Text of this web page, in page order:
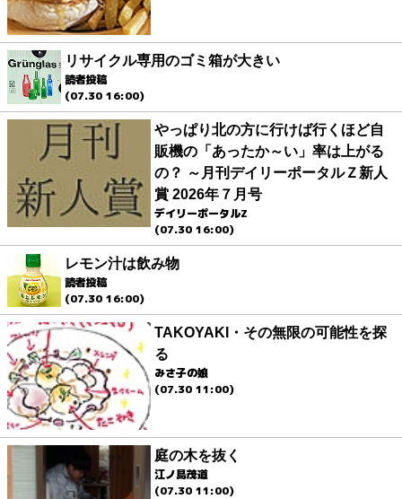
リサイクル専用のゴミ箱が大きい
読者投稿
(07.30 16:00)
やっぱり北の方に行けば行くほど自
販機の「あったか～い」率は上がる
の？ ～月刊デイリーポータルＺ新人
賞 2026年７月号
デイリーポータルZ
(07.30 16:00)
レモン汁は飲み物
読者投稿
(07.30 16:00)
TAKOYAKI・その無限の可能性を探
る
みさ子の娘
(07.30 11:00)
庭の木を抜く
江ノ島茂道
(07.30 11:00)